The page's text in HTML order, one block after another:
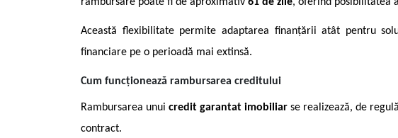
Această flexibilitate permite adaptarea finanțării atât pentru
financiare pe o perioadă mai extinsă.
Cum funcționează rambursarea creditului
Rambursarea unui credit garantat imobiliar se realizează, de
contract.